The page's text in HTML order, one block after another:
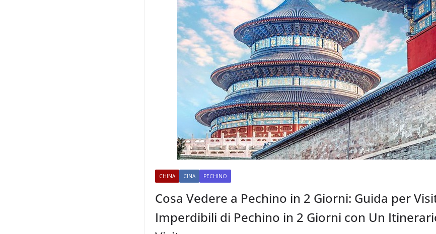
CHINA CINA PECHINO
Cosa Vedere a Pechino in 2 Giorni: Guida per
Imperdibili di Pechino in 2 Giorni con Un